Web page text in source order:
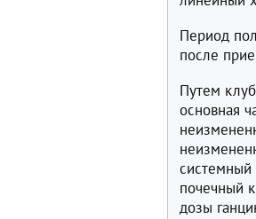
Период
после
Путем
основная
системный
почечный
дозы